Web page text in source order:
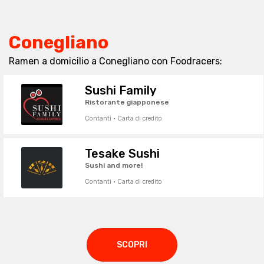
Conegliano
Ramen a domicilio a Conegliano con Foodracers:
Sushi Family
Ristorante giapponese
Contanti · Carta di credito
Tesake Sushi
Sushi and more!
Contanti · Carta di credito
SCOPRI